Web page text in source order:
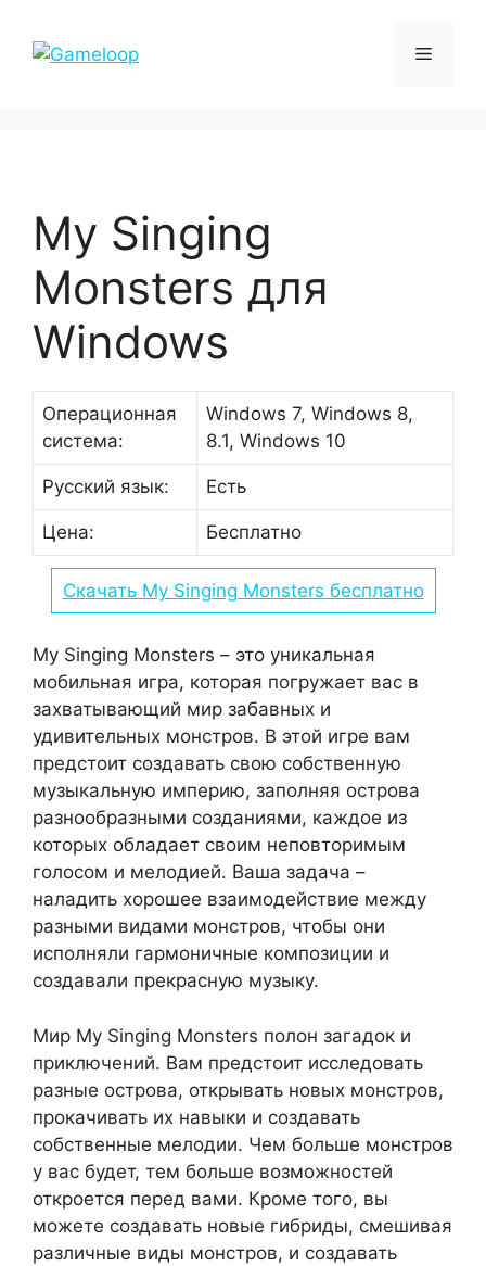
содержимому
Меню
My Singing
Monsters для
Windows
Операционная
система:
Windows 7, Windows 8,
8.1, Windows 10
Русский язык: Есть
Цена: Бесплатно
Скачать My Singing Monsters бесплатно
My Singing Monsters – это уникальная
мобильная игра, которая погружает вас в
захватывающий мир забавных и
удивительных монстров. В этой игре вам
предстоит создавать свою собственную
музыкальную империю, заполняя острова
разнообразными созданиями, каждое из
которых обладает своим неповторимым
голосом и мелодией. Ваша задача –
наладить хорошее взаимодействие между
разными видами монстров, чтобы они
исполняли гармоничные композиции и
создавали прекрасную музыку.
Мир My Singing Monsters полон загадок и
приключений. Вам предстоит исследовать
разные острова, открывать новых монстров,
прокачивать их навыки и создавать
собственные мелодии. Чем больше монстров
у вас будет, тем больше возможностей
откроется перед вами. Кроме того, вы
можете создавать новые гибриды, смешивая
различные виды монстров, и создавать